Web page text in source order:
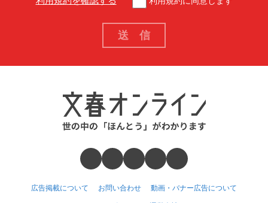
広告掲載について お問い合わせ 動画・バナー広告について